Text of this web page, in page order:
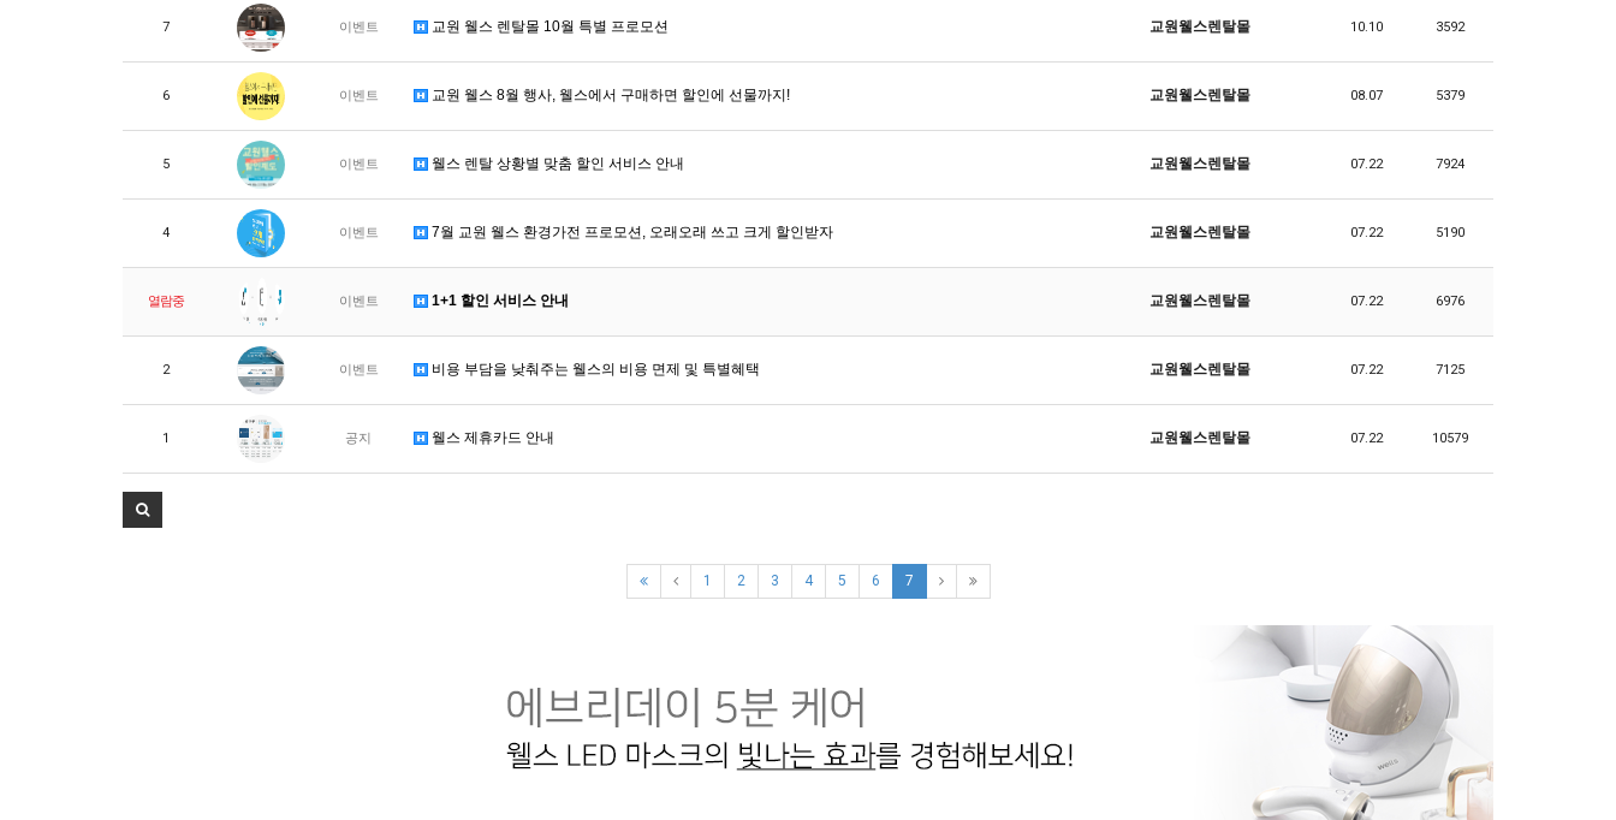
7 이벤트 교원 웰스 렌탈몰 10월 특별 프로모션 교원웰스렌탈몰 10.10 3592
6 이벤트 교원 웰스 8월 행사, 웰스에서 구매하면 할인에 선물까지! 교원웰스렌탈몰 08.07 5379
5 이벤트 웰스 렌탈 상황별 맞춤 할인 서비스 안내 교원웰스렌탈몰 07.22 7924
4 이벤트 7월 교원 웰스 환경가전 프로모션, 오래오래 쓰고 크게 할인받자 교원웰스렌탈몰 07.22 5190
열람중 이벤트 1+1 할인 서비스 안내 교원웰스렌탈몰 07.22 6976
2 이벤트 비용 부담을 낮춰주는 웰스의 비용 면제 및 특별혜택 교원웰스렌탈몰 07.22 7125
1 공지 웰스 제휴카드 안내 교원웰스렌탈몰 07.22 10579
1 2 3 4 5 6 7